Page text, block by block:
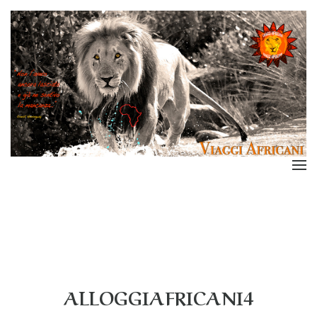
ALLOGGIAFRICANI4